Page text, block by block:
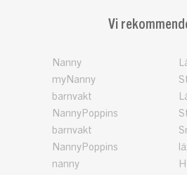
Vi
Nanny
myNanny
barnvakt
NannyPoppins
barnvakt
NannyPoppins
nanny